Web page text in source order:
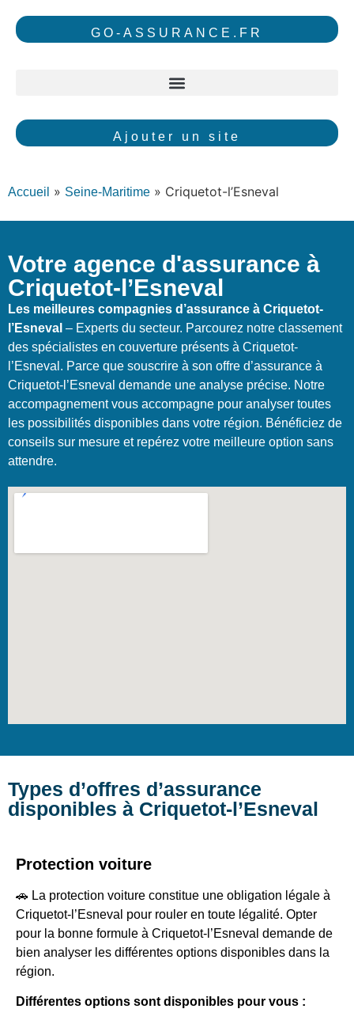
GO-ASSURANCE.FR
Ajouter un site
Accueil » Seine-Maritime » Criquetot-l’Esneval
Votre agence d'assurance à
Criquetot-l’Esneval
Les meilleures compagnies d’assurance à Criquetot-
l’Esneval – Experts du secteur. Parcourez notre classement
des spécialistes en couverture présents à Criquetot-
l’Esneval. Parce que souscrire à son offre d’assurance à
Criquetot-l’Esneval demande une analyse précise. Notre
accompagnement vous accompagne pour analyser toutes
les possibilités disponibles dans votre région. Bénéficiez de
conseils sur mesure et repérez votre meilleure option sans
attendre.
Types d’offres d’assurance
disponibles à Criquetot-l’Esneval
Protection voiture
🚗 La protection voiture constitue une obligation légale à
Criquetot-l’Esneval pour rouler en toute légalité. Opter
pour la bonne formule à Criquetot-l’Esneval demande de
bien analyser les différentes options disponibles dans la
région.
Différentes options sont disponibles pour vous :